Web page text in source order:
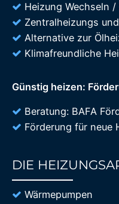
Heizung Wechseln /
Zentralheizungs
Alternative zur
Klimafreundliche
Günstig heizen:
Beratung: BAFA
Förderung für neue
DIE
Wärmepumpen